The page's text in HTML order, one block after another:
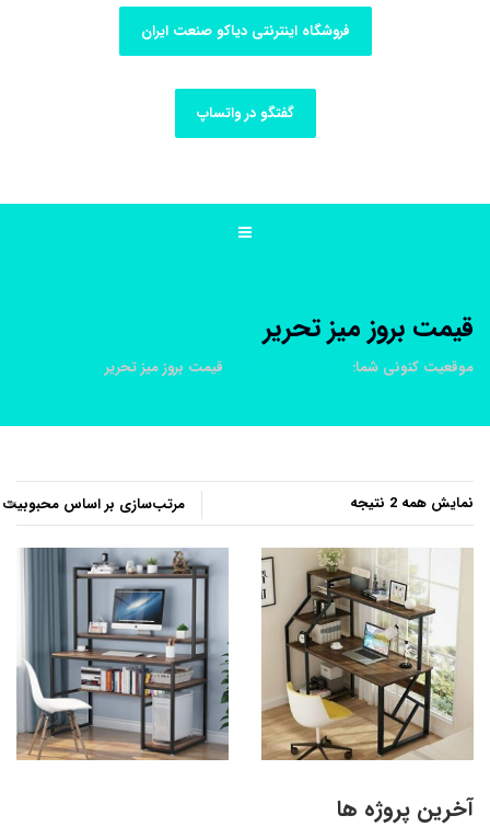
فروشگاه اینترنتی دیاکو صنعت ایران
گفتگو در واتساپ
قيمت بروز ميز تحرير
موقعیت کنونی شما: قيمت بروز ميز تحرير
نمایش همه 2 نتیجه
بر
اساس
محبوبیت
آخرین پروژه ها